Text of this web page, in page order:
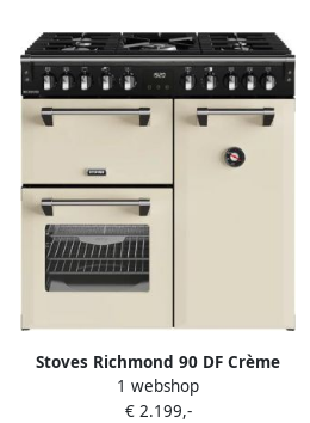
Stoves Richmond 90 DF Crème
1 webshop
€ 2.199,-